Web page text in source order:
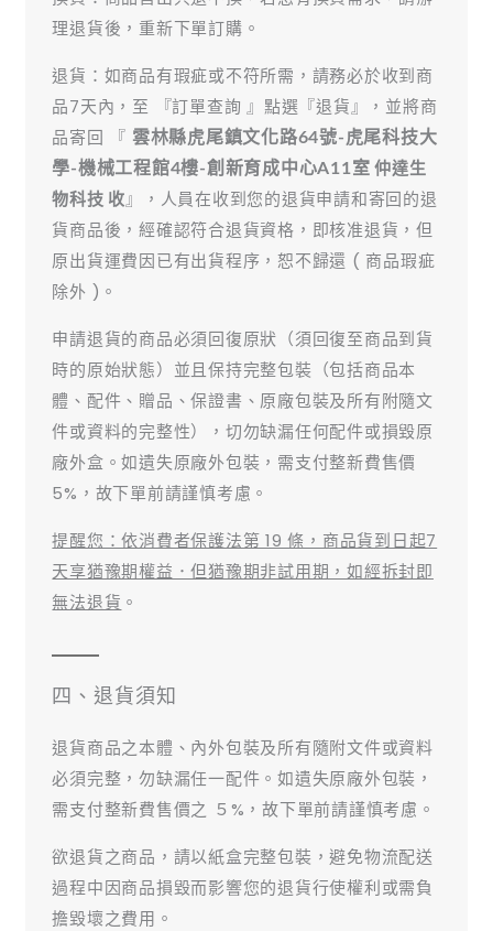
理退貨後，重新下單訂購。
退貨：如商品有瑕疵或不符所需，請務必於收到商
品7天內，至 『訂單查詢 』點選『退貨』，並將商
品寄回 『 雲林縣虎尾鎮文化路64號-虎尾科技大
學-機械工程館4樓-創新育成中心A11室 仲達生
物科技 收』，人員在收到您的退貨申請和寄回的退
貨商品後，經確認符合退貨資格，即核准退貨，但
原出貨運費因已有出貨程序，恕不歸還 ( 商品瑕疵
除外 )。
申請退貨的商品必須回復原狀（須回復至商品到貨
時的原始狀態）並且保持完整包裝（包括商品本
體、配件、贈品、保證書、原廠包裝及所有附隨文
件或資料的完整性），切勿缺漏任何配件或損毀原
廠外盒。如遺失原廠外包裝，需支付整新費售價
5%，故下單前請謹慎考慮。
提醒您：依消費者保護法第 19 條，商品貨到日起7
天享猶豫期權益．但猶豫期非試用期，如經拆封即
無法退貨 。
四、退貨須知
退貨商品之本體、內外包裝及所有隨附文件或資料
必須完整，勿缺漏任一配件。如遺失原廠外包裝，
需支付整新費售價之 ５%，故下單前請謹慎考慮。
欲退貨之商品，請以紙盒完整包裝，避免物流配送
過程中因商品損毀而影響您的退貨行使權利或需負
擔毀壞之費用。